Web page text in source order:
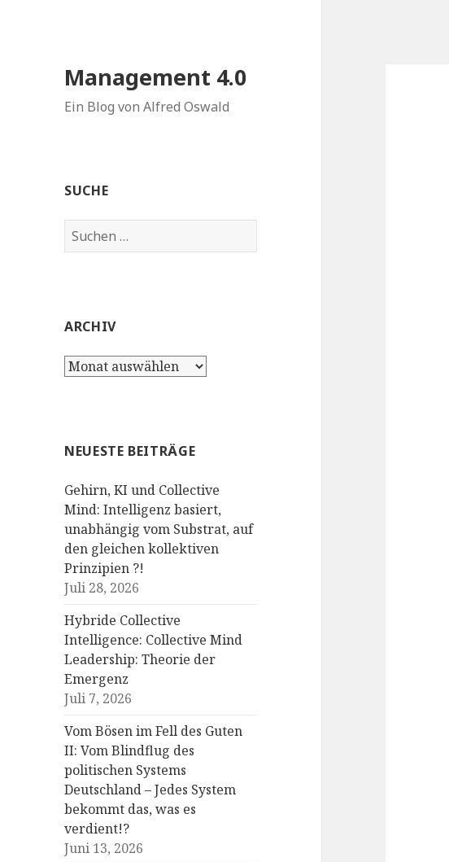
Management 4.0
Ein Blog von Alfred Oswald
SUCHE
Suchen
nach:
ARCHIV
Archiv
NEUESTE BEITRÄGE
Gehirn, KI und Collective
Mind: Intelligenz basiert,
unabhängig vom Substrat, auf
den gleichen kollektiven
Prinzipien ?!
Juli 28, 2026
Hybride Collective
Intelligence: Collective Mind
Leadership: Theorie der
Emergenz
Juli 7, 2026
Vom Bösen im Fell des Guten
II: Vom Blindflug des
politischen Systems
Deutschland – Jedes System
bekommt das, was es
verdient!?
Juni 13, 2026